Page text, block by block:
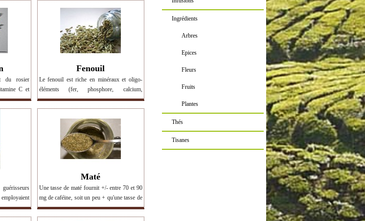
du rosier
C et
contient
et K. > Voir
Fenouil
Le fenouil est riche en minéraux et oligo-
éléments (fer, phosphore, calcium,
potassium, magnésium, manganèse, zinc)
ainsi qu'en vitamines C, E, K et B9 (acide
folique) et antioxydants. > Voir les produits
contenant du fenouil
combattre :
entérite,
Maté
Une tasse de maté fournit +/- entre 70 et 90
mg de caféine, soit un peu + qu'une tasse de
thé (30 à 50) et un peu moins qu'un café (75
à 180). Permet de lutter contre la
Ingrédients
Arbres
Epices
Fleurs
Fruits
Plantes
Thés
Tisanes